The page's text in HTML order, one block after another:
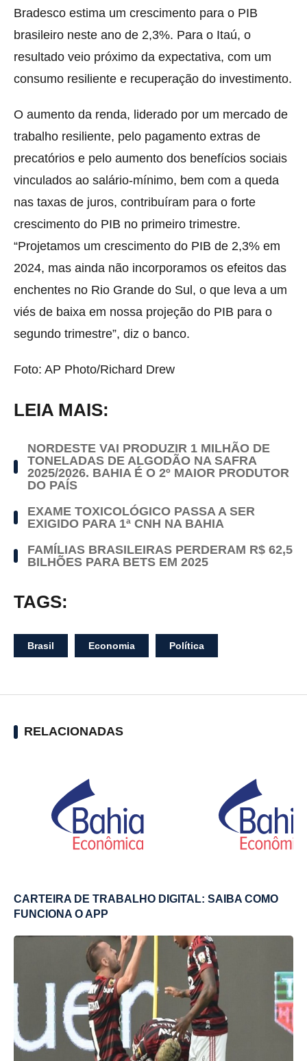
Bradesco estima um crescimento para o PIB
brasileiro neste ano de 2,3%. Para o Itaú, o
resultado veio próximo da expectativa, com um
consumo resiliente e recuperação do investimento.
O aumento da renda, liderado por um mercado de
trabalho resiliente, pelo pagamento extras de
precatórios e pelo aumento dos benefícios sociais
vinculados ao salário-mínimo, bem com a queda
nas taxas de juros, contribuíram para o forte
crescimento do PIB no primeiro trimestre.
“Projetamos um crescimento do PIB de 2,3% em
2024, mas ainda não incorporamos os efeitos das
enchentes no Rio Grande do Sul, o que leva a um
viés de baixa em nossa projeção do PIB para o
segundo trimestre”, diz o banco.
Foto: AP Photo/Richard Drew
LEIA MAIS:
NORDESTE VAI PRODUZIR 1 MILHÃO DE
TONELADAS DE ALGODÃO NA SAFRA
2025/2026. BAHIA É O 2º MAIOR PRODUTOR
DO PAÍS
EXAME TOXICOLÓGICO PASSA A SER
EXIGIDO PARA 1ª CNH NA BAHIA
FAMÍLIAS BRASILEIRAS PERDERAM R$ 62,5
BILHÕES PARA BETS EM 2025
TAGS:
Brasil Economia Política
RELACIONADAS
CARTEIRA DE TRABALHO DIGITAL: SAIBA COMO
FUNCIONA O APP